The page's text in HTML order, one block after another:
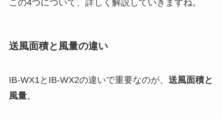
この4つについて、詳しく解説していきますね。
送風面積と風量の違い
IB-WX1とIB-WX2の違いで重要なのが、 送風面積と
風量。